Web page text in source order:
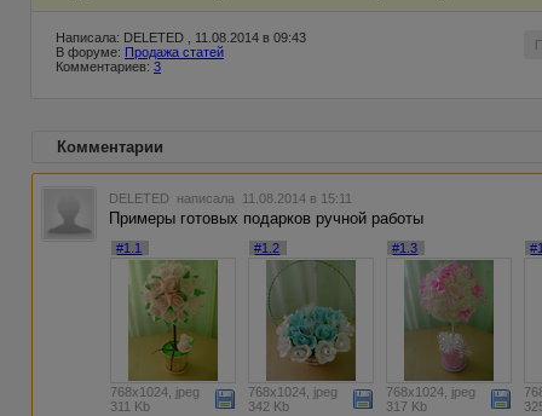
Написала: DELETED , 11.08.2014 в 09:43
В форуме: Продажа статей
Комментариев: 3
Комментарии
DELETED написала 11.08.2014 в 15:11
Примеры готовых подарков ручной работы
#1.1
768x1024, jpeg
311 Kb
#1.2
768x1024, jpeg
342 Kb
#1.3
768x1024, jpeg
317 Kb